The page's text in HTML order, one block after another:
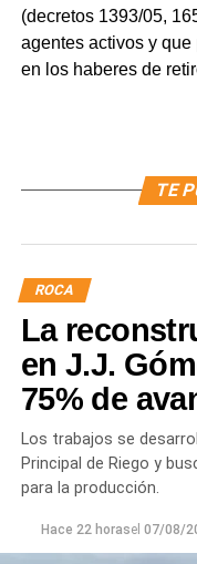
(decretos 1393/05,
agentes activos y
en los haberes de
TE
ROCA
La
en J.J.
75% de
Los trabajos se
Principal de Riego y
para la producción.
Hace 22 horasel 07/08/